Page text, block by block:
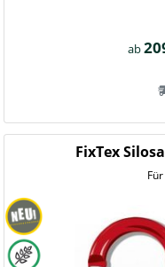
ab
FixTex